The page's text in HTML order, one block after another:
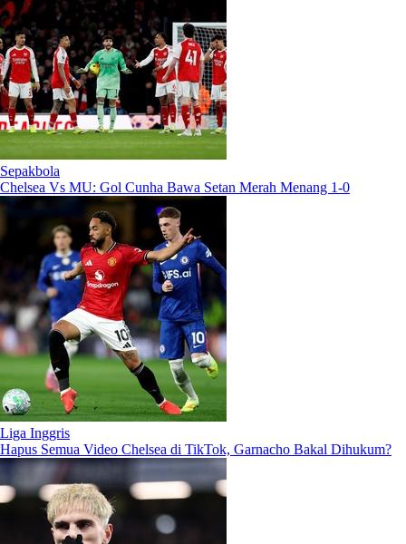
Sepakbola
Chelsea Vs MU: Gol Cunha Bawa Setan Merah Menang 1-0
Liga Inggris
Hapus Semua Video Chelsea di TikTok, Garnacho Bakal Dihukum?